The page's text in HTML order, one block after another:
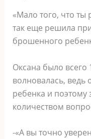
«Мало того, что ты
так еще решила
брошенного
Оксана было всего
волновалась, ведь
ребенка и
количеством
-«А вы точно